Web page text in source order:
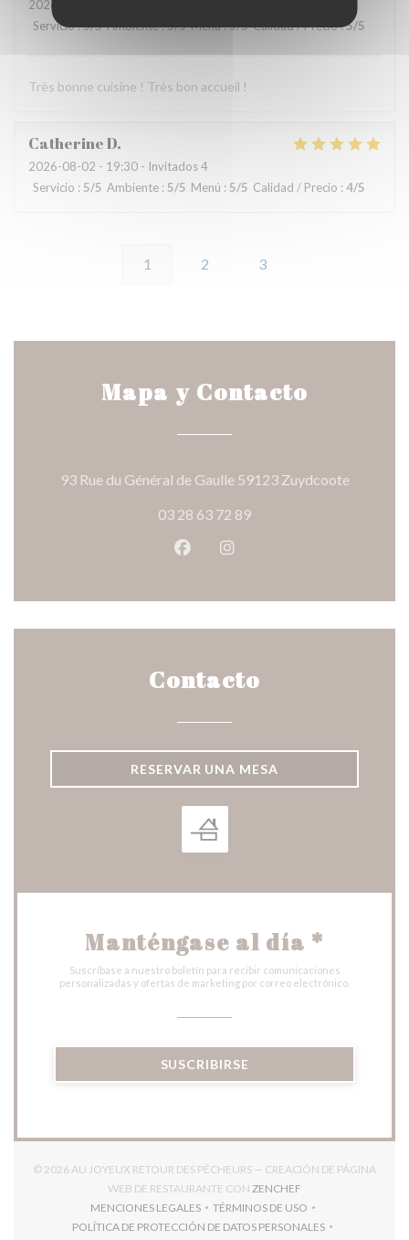
2026-08-06
Servicio:5/5 Ambiente:5/5 Menú:5/5 Calidad / Precio:5/5
Très bonne cuisine ! Très bon accueil !
CatherineD
2026-08-02 - 19:30 - Invitados 4
Servicio : 5/5 Ambiente : 5/5 Menú : 5/5 Calidad / Precio :4/5
1 2 3
Mapa y Contacto
93 Rue du Général de Gaulle 59123 Zuydcoote((abre en
03 28 63 72 89
Facebook ((abre en una nueva
Instagram ((abre en una
Contacto
RESERVAR UNA MESA
Manténgase al día *
Suscríbase a nuestro boletín para recibir comunicaciones
personalizadas y ofertas de marketing por correo electrónico.
SUSCRIBIRSE
© 2026 AU JOYEUX RETOUR DES PÊCHEURS — CREACIÓN DE PÁGINA
WEB DE RESTAURANTE CON ZENCHEF
MENCIONES LEGALES
((ABRE EN UNA NUEVA VENTANA))
TÉRMINOS DE USO
((ABRE EN UNA NUEVA
POLÍTICA DE PROTECCIÓN DE DATOS PERSONALES
((ABRE EN UNA NUEVA VENTANA))